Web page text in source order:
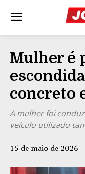
Mulher é
concreto
A mulher foi
veículo utilizado
15 de maio de 2026